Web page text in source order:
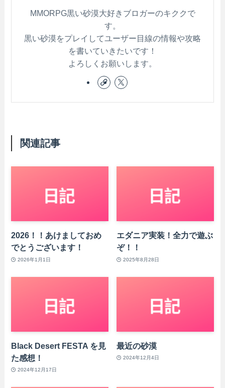
MMORPG黒い砂漠大好きブロガーのキククで
す。
黒い砂漠をプレイしてユーザー目線の情報や攻略
を書いていきたいです！
よろしくお願いします。
関連記事
2026！！あけましておめ
でとうございます！
2026年1月1日
エダニア実装！全力で遊ぶ
ぞ！！
2025年8月28日
Black Desert FESTA を見
た感想！
2024年12月17日
最近の砂漠
2024年12月4日